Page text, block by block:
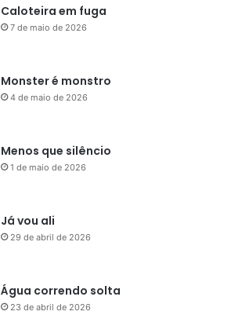
Caloteira em fuga
7 de maio de 2026
Monster é monstro
4 de maio de 2026
Menos que silêncio
1 de maio de 2026
Já vou ali
29 de abril de 2026
Água correndo solta
23 de abril de 2026